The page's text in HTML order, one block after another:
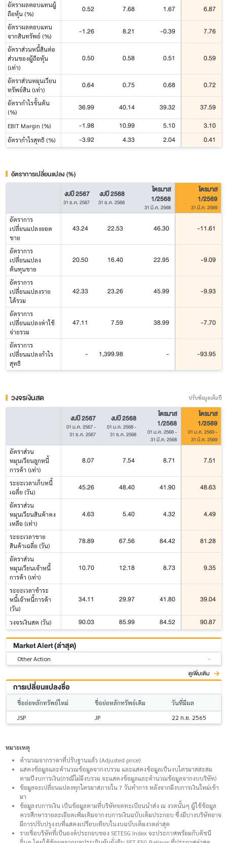
อัตราผลตอบแทนผู้
ถือหุ้น (%)
0.52 7.68 1.67 6.87
อัตราผลตอบแทน
จากสินทรัพย์ (%)
-1.26 8.21 -0.39 7.76
อัตราส่วนหนี้สินต่อ
ส่วนของผู้ถือหุ้น
(เท่า)
0.50 0.58 0.51 0.59
อัตราส่วนหมุนเวียน
ทรัพย์สิน (เท่า)
0.64 0.75 0.68 0.72
อัตรากำไรขั้นต้น
(%)
36.99 40.14 39.32 37.59
EBIT Margin (%) -1.98 10.99 5.10 3.10
อัตรากำไรสุทธิ (%) -3.92 4.33 2.04 0.41
อัตราการเปลี่ยนแปลง (%)
งบปี 2567
31 ธ.ค. 2567
งบปี 2568
31 ธ.ค. 2568
ไตรมาส
1/2568
31 มี.ค. 2568
ไตรมาส
1/2569
31 มี.ค. 2569
อัตราการ
เปลี่ยนแปลงยอด
ขาย
43.24 22.53 46.30 -11.61
อัตราการ
เปลี่ยนแปลง
ต้นทุนขาย
20.50 16.40 22.95 -9.09
อัตราการ
เปลี่ยนแปลงราย
ได้รวม
42.33 23.26 45.99 -9.93
อัตราการ
เปลี่ยนแปลงค่าใช้
จ่ายรวม
47.11 7.59 38.99 -7.70
อัตราการ
เปลี่ยนแปลงกำไร
สุทธิ
- 1,399.98 - -93.95
วงจรเงินสด ปรับข้อมูลเต็มปี
งบปี 2567
01 ม.ค. 2567-
31 ธ.ค. 2567
งบปี 2568
01 ม.ค. 2568-
31 ธ.ค. 2568
ไตรมาส
1/2568
01 ม.ค. 2568-
31 มี.ค. 2568
ไตรมาส
1/2569
01 ม.ค. 2569-
31 มี.ค. 2569
อัตราส่วน
หมุนเวียนลูกหนี้
การค้า (เท่า)
8.07 7.54 8.71 7.51
ระยะเวลาเก็บหนี้
เฉลี่ย (วัน)
45.26 48.40 41.90 48.63
อัตราส่วน
หมุนเวียนสินค้าคง
เหลือ (เท่า)
4.63 5.40 4.32 4.49
ระยะเวลาขาย
สินค้าเฉลี่ย (วัน)
78.89 67.56 84.42 81.28
อัตราส่วน
หมุนเวียนเจ้าหนี้
การค้า (เท่า)
10.70 12.18 8.73 9.35
ระยะเวลาชำระ
หนี้เจ้าหนี้การค้า
(วัน)
34.11 29.97 41.80 39.04
วงจรเงินสด (วัน) 90.03 85.99 84.52 90.87
Market Alert (ล่าสุด)
Other Action -
ดูเพิ่มเติม
การเปลี่ยนแปลงชื่อ
ชื่อย่อหลักทรัพย์ใหม่ ชื่อย่อหลักทรัพย์เดิม
วันที่มีผล
JSP
JP 22 ก.ย. 2565
หมายเหตุ
คำนวณจากราคาที่ปรับฐานแล้ว (Adjusted price)
แสดงข้อมูลและคำนวณข้อมูลจากงบรวม และแสดงข้อมูลเป็นงบไตรมาสสะสม
ตามปีงบการเงิน(กรณีไม่มีงบรวม จะแสดงข้อมูลและคำนวณข้อมูลจากงบบริษัท)
ข้อมูลจะเปลี่ยนแปลงทุกไตรมาสภายใน 7 วันทำการ หลังจากมีงบการเงินใหม่เข้า
มา
ข้อมูลงบการเงิน เป็นข้อมูลตามที่บริษัทจดทะเบียนนำส่ง ณ งวดนั้นๆ ผู้ใช้ข้อมูล
ควรศึกษารายละเอียดเพิ่มเติมจากงบการเงินฉบับเต็มประกอบ ซึ่งมีบางบริษัทอาจ
มีการปรับปรุงงบที่แสดงเปรียบเทียบในงบฉบับเต็มงวดล่าสุด
รายชื่อบริษัทที่เป็นองค์ประกอบของ SETESG Index จะประกาศพร้อมกับดัชนี